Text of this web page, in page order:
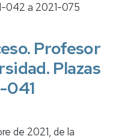
042 a 2021-075
Profesor
Plazas
041
de 2021, de la